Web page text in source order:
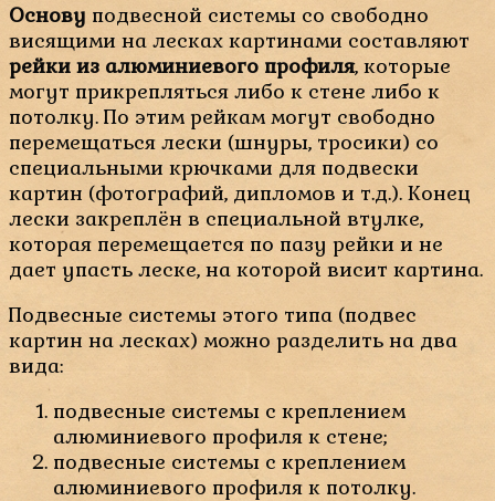
Основу подвесной системы со свободно
висящими на лесках картинами составляют
рейки из алюминиевого профиля, которые
могут прикрепляться либо к стене либо к
потолку. По этим рейкам могут свободно
перемещаться лески (шнуры, тросики) со
специальными крючками для подвески
картин (фотографий, дипломов и т.д.). Конец
лески закреплён в специальной втулке,
которая перемещается по пазу рейки и не
дает упасть леске, на которой висит картина.
Подвесные системы этого типа (подвес
картин на лесках) можно разделить на два
вида:
подвесные системы с креплением
алюминиевого профиля к стене;
подвесные системы с креплением
алюминиевого профиля к потолку.